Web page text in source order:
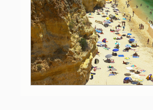
Lisboa Lisboa com
Porto Portugal
Serviços essenciais